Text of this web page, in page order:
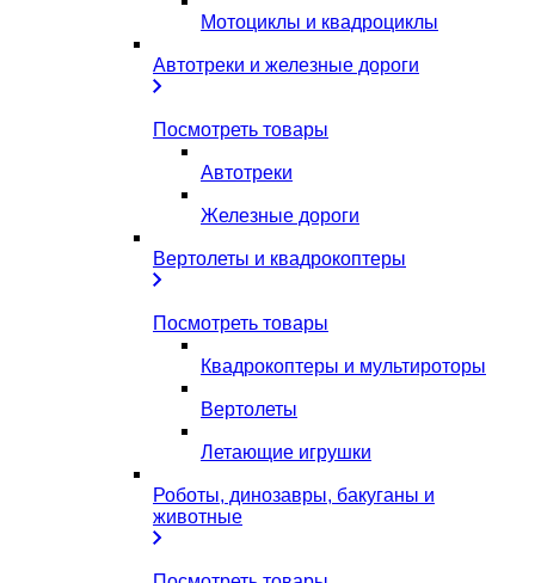
Мотоциклы и квадроциклы
Автотреки и железные дороги
Посмотреть товары
Автотреки
Железные дороги
Вертолеты и квадрокоптеры
Посмотреть товары
Квадрокоптеры и мультироторы
Вертолеты
Летающие игрушки
Роботы, динозавры, бакуганы и
животные